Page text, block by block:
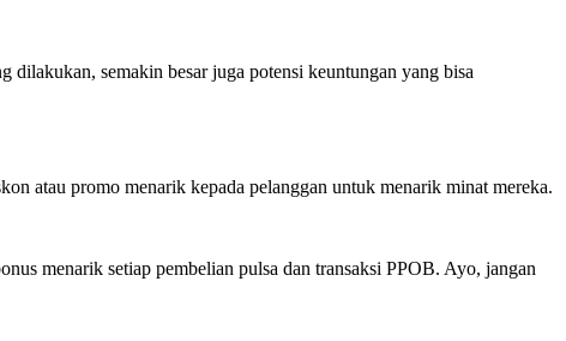
dilakukan, semakin besar juga potensi keuntungan yang bisa
atau promo menarik kepada pelanggan untuk menarik minat mereka.
menarik setiap pembelian pulsa dan transaksi PPOB. Ayo, jangan